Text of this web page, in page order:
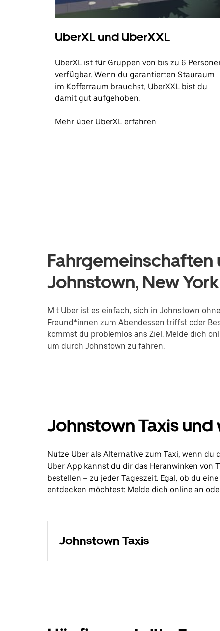
UberXL und UberXXL
UberXL ist für Gruppen von bis zu 6
verfügbar. Wenn du garantierten Stauraum
im Kofferraum brauchst, UberXXL bist du
damit gut aufgehoben.
Mehr über UberXL erfahren
Fahrgemeinschaften
Johnstown, New York
Mit Uber ist es einfach, sich in Johnstown
Freund*innen zum Abendessen triffst oder
kommst du problemlos ans Ziel. Melde dich
um durch Johnstown zu fahren.
Johnstown Taxis
Nutze Uber als Alternative zum Taxi, wenn
Uber App kannst du dir das Heranwinken von
bestellen – zu jeder Tageszeit. Egal, ob du
entdecken möchtest: Melde dich online an
Johnstown Taxis